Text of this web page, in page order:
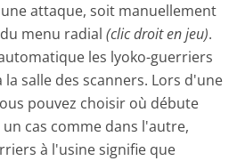
attaque, soit manuellement
du menu radial (clic droit en jeu).
les lyoko-guerriers
salle des scanners. Lors d'une
pouvez choisir où débute
cas comme dans l'autre,
à l'usine signifie que